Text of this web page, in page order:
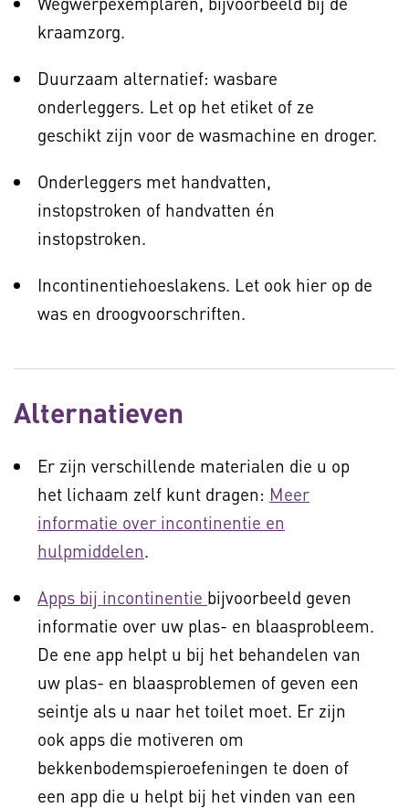
kraamzorg.
Duurzaam alternatief: wasbare
onderleggers. Let op het etiket of ze
geschikt zijn voor de wasmachine en droger.
Onderleggers met handvatten,
instopstroken of handvatten én
instopstroken.
Incontinentiehoeslakens. Let ook hier op de
was en droogvoorschriften.
Alternatieven
Er zijn verschillende materialen die u op
het lichaam zelf kunt dragen: Meer
informatie over incontinentie en
hulpmiddelen.
Apps bij incontinentie bijvoorbeeld geven
informatie over uw plas- en blaasprobleem.
De ene app helpt u bij het behandelen van
uw plas- en blaasproblemen of geven een
seintje als u naar het toilet moet. Er zijn
ook apps die motiveren om
bekkenbodemspieroefeningen te doen of
een app die u helpt bij het vinden van een